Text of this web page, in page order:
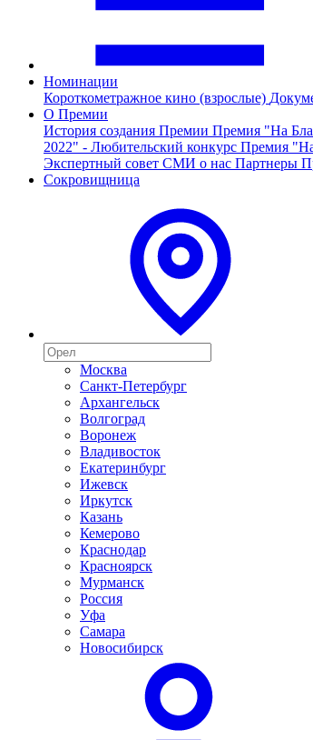
Номинации
Короткометражное кино (взрослые)
О Премии
История создания Премии Премия "На
2022" - Любительский конкурс Премия
Экспертный совет СМИ о нас Партнеры
Сокровищница
Москва
Санкт-Петербург
Архангельск
Волгоград
Воронеж
Владивосток
Екатеринбург
Ижевск
Иркутск
Казань
Кемерово
Краснодар
Красноярск
Мурманск
Россия
Уфа
Самара
Новосибирск